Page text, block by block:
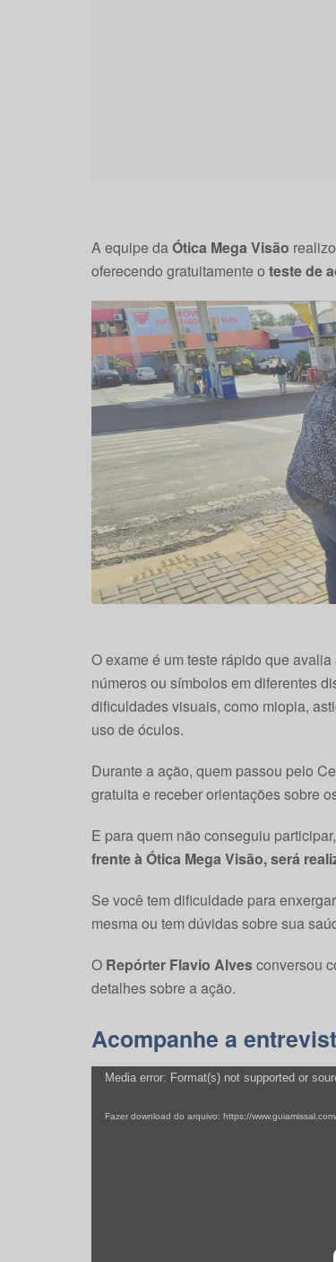
A equipe daÓtica Mega Visão
oferecendo gratuitamente o teste de
O exame é um teste rápido que
números ou símbolos em diferentes
dificuldades visuais, como miopia,
uso de óculos.
Durante a ação, quem passou pelo
gratuita e receber orientações sobre
E para quem não conseguiu
frente à Ótica Mega Visão, será
Se você tem dificuldade para
mesma ou tem dúvidas sobre sua
O Repórter Flavio Alvesconversou
detalhes sobre a ação.
Acompanhe a
Tocador
vídeo
Media error: Format(s) not supported or
Fazer download do arquivo: https://